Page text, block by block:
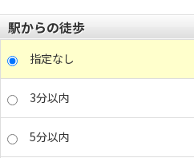
駅からの徒歩
指定なし
3分以内
5分以内